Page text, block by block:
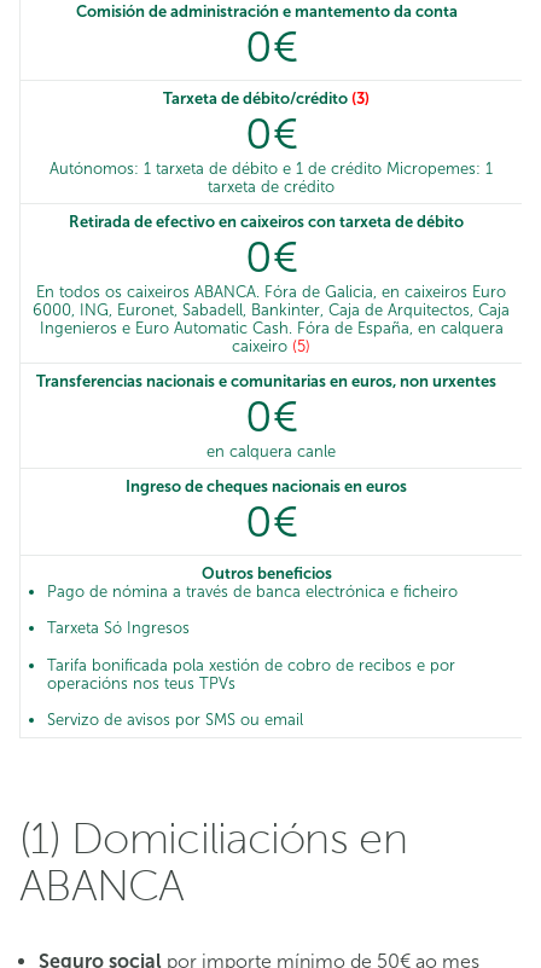
Comisión de administración e mantemento da conta
0€
Tarxeta de débito/crédito(3)
0€
Autónomos: 1 tarxeta de débito e 1 de crédito Micropemes: 1
tarxeta de crédito
Retirada de efectivo en caixeiros con tarxeta de débito
0€
En todos os caixeiros ABANCA. Fóra de Galicia, en caixeiros Euro
6000, ING, Euronet, Sabadell, Bankinter, Caja de Arquitectos, Caja
Ingenieros e Euro Automatic Cash. Fóra de España, en calquera
caixeiro (5)
Transferencias nacionais e comunitarias en euros, non urxentes
0€
en calquera canle
Ingreso de cheques nacionais en euros
0€
Outros beneficios
Pago de nómina a través de banca electrónica e ficheiro
Tarxeta Só Ingresos
Tarifa bonificada pola xestión de cobro de recibos e por
operacións nos teus TPVs
Servizo de avisos por SMS ou email
(1) Domiciliacións en
ABANCA
Seguro social por importe mínimo de 50€ ao mes